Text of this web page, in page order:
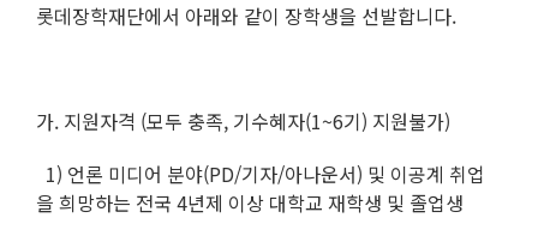
롯데장학재단에서 아래와 같이 장학생을 선발합니다.
가. 지원자격 (모두 충족, 기수혜자(1~6기) 지원불가)
1) 언론 미디어 분야(PD/기자/아나운서) 및 이공계 취업
을 희망하는 전국 4년제 이상 대학교 재학생 및 졸업생